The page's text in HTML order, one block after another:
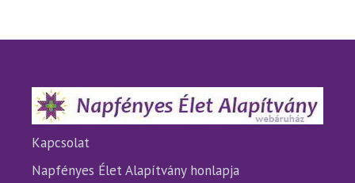
A
termékoldalon
választhatók
ki
A
ki
Kapcsolat
Napfényes Élet Alapítvány honlapja